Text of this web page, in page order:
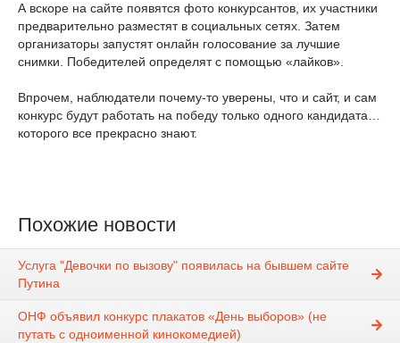
А вскоре на сайте появятся фото конкурсантов, их участники
предварительно разместят в социальных сетях. Затем
организаторы запустят онлайн голосование за лучшие
снимки. Победителей определят с помощью «лайков».
Впрочем, наблюдатели почему-то уверены, что и сайт, и сам
конкурс будут работать на победу только одного кандидата…
которого все прекрасно знают.
Похожие новости
Услуга "Девочки по вызову" появилась на бывшем сайте
Путина
ОНФ объявил конкурс плакатов «День выборов» (не
путать с одноименной кинокомедией)